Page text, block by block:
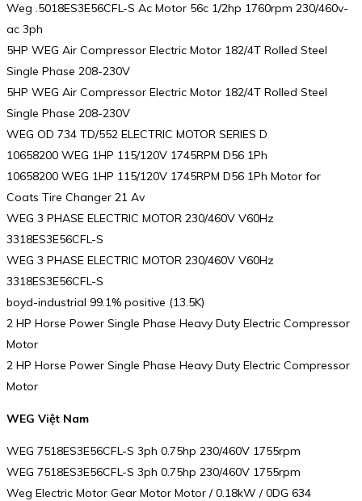
Weg .5018ES3E56CFL-S Ac Motor 56c 1/2hp 1760rpm 230/460v-
ac 3ph
5HP WEG Air Compressor Electric Motor 182/4T Rolled Steel
Single Phase 208-230V
5HP WEG Air Compressor Electric Motor 182/4T Rolled Steel
Single Phase 208-230V
WEG OD 734 TD/552 ELECTRIC MOTOR SERIES D
10658200 WEG 1HP 115/120V 1745RPM D56 1Ph
10658200 WEG 1HP 115/120V 1745RPM D56 1Ph Motor for
Coats Tire Changer 21 Av
WEG 3 PHASE ELECTRIC MOTOR 230/460V V60Hz
3318ES3E56CFL-S
WEG 3 PHASE ELECTRIC MOTOR 230/460V V60Hz
3318ES3E56CFL-S
boyd-industrial 99.1% positive (13.5K)
2 HP Horse Power Single Phase Heavy Duty Electric Compressor
Motor
2 HP Horse Power Single Phase Heavy Duty Electric Compressor
Motor
WEG Việt Nam
WEG 7518ES3E56CFL-S 3ph 0.75hp 230/460V 1755rpm
WEG 7518ES3E56CFL-S 3ph 0.75hp 230/460V 1755rpm
Weg Electric Motor Gear Motor Motor / 0.18kW / 0DG 634